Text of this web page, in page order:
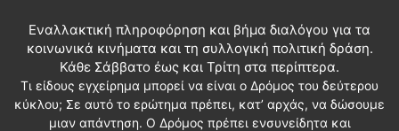
Εναλλακτική πληροφόρηση και βήμα διαλόγου για τα
κοινωνικά κινήματα και τη συλλογική πολιτική δράση.
Κάθε Σάββατο έως και Τρίτη στα περίπτερα.
Τι είδους εγχείρημα μπορεί να είναι ο Δρόμος του δεύτερου
κύκλου; Σε αυτό το ερώτημα πρέπει, κατ’ αρχάς, να δώσουμε
μιαν απάντηση. Ο Δρόμος πρέπει ενσυνείδητα και